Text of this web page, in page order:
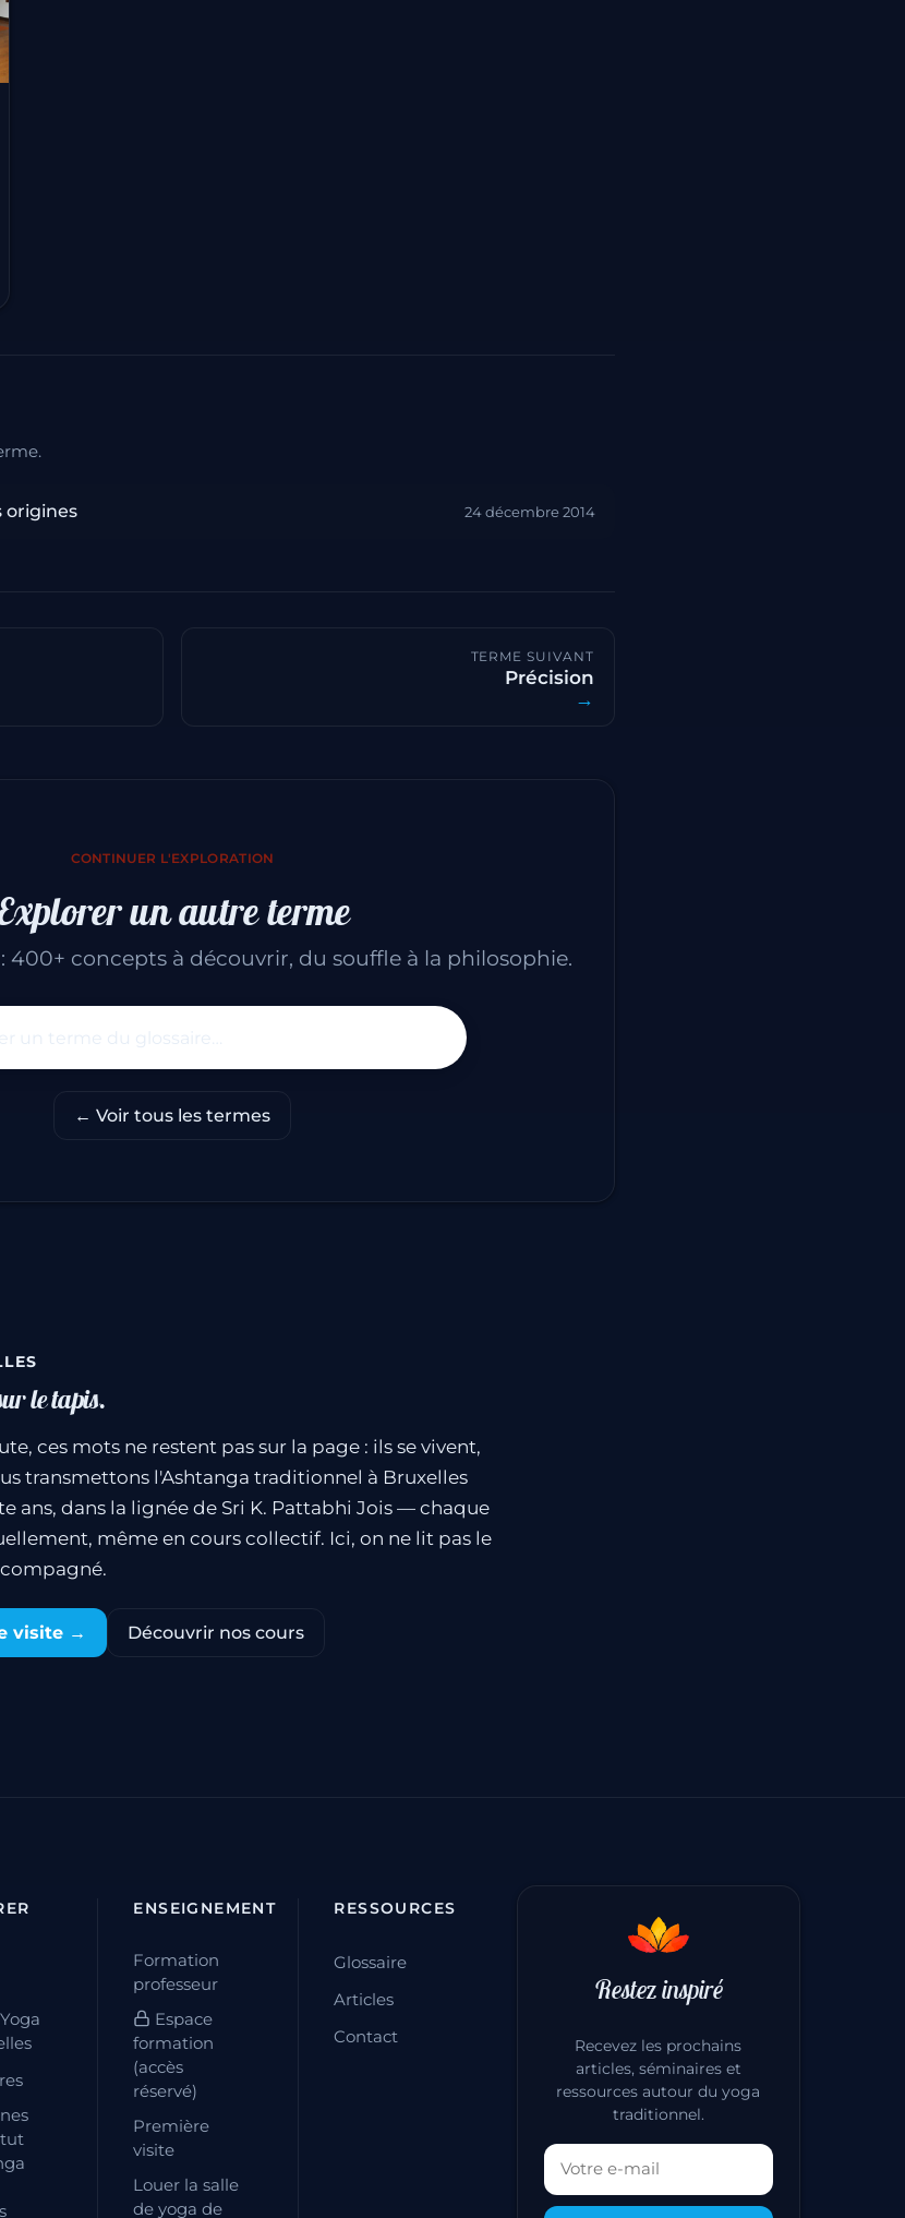
origines 24 décembre 2014
TERME SUIVANT
Précision
→
CONTINUER L'EXPLORATION
un autre terme
400+ concepts à découvrir, du souffle à la philosophie.
Rechercher un terme du glossaire
← Voir tous les termes
le tapis.
ces mots ne restent pas sur la page : ils se vivent,
transmettons l'Ashtanga traditionnel à Bruxelles
ans, dans la lignée de Sri K. Pattabhi Jois — chaque
même en cours collectif. Ici, on ne lit pas le
visite → Découvrir nos cours
ENSEIGNEMENT
Formation
professeur
Espace
formation
(accès
réservé)
Première
visite
Louer la salle
de yoga de
RESSOURCES
Glossaire
Articles
Contact
Restez inspiré
Recevez les prochains
articles, séminaires et
ressources autour du yoga
traditionnel.
Votre adresse email